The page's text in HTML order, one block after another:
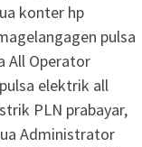
konter hp
pulsa
All Operator
elektrik all
PLN prabayar,
Administrator